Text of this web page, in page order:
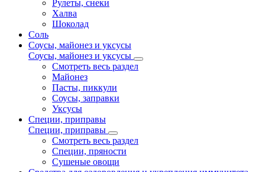
Рулеты, снеки
Халва
Шоколад
Соль
Соусы, майонез и уксусы
Соусы, майонез и уксусы
Смотреть весь раздел
Майонез
Пасты, пиккули
Соусы, заправки
Уксусы
Специи, приправы
Специи, приправы
Смотреть весь раздел
Специи, пряности
Сушеные овощи